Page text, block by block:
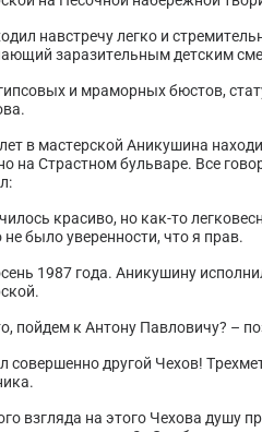
навстречу легко и
заразительным детским
и мраморных бюстов,
в мастерской Аникушина
на Страстном бульваре. Все
красиво, но как-то
не было уверенности, что я прав.
1987 года. Аникушину
пойдем к Антону Павловичу? –
совершенно другой Чехов!
взгляда на этого Чехова душу